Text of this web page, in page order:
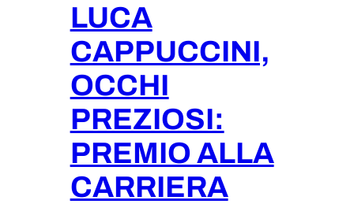
LUCA
CAPPUCCINI,
OCCHI
PREZIOSI:
PREMIO ALLA
CARRIERA